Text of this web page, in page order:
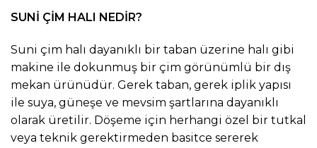
SUNİ ÇİM HALI NEDİR?
Suni çim halı dayanıklı bir taban üzerine halı gibi
makine ile dokunmuş bir çim görünümlü bir dış
mekan ürünüdür. Gerek taban, gerek iplik yapısı
ile suya, güneşe ve mevsim şartlarına dayanıklı
olarak üretilir. Döşeme için herhangi özel bir tutkal
veya teknik gerektirmeden basitce sererek